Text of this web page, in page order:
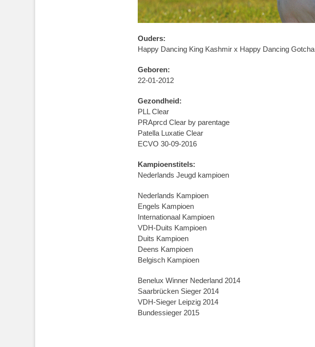
Ouders:
Happy Dancing King Kashmir x Happy Dancing Gotcha
Geboren:
22-01-2012
Gezondheid:
PLL Clear
PRAprcd Clear by parentage
Patella Luxatie Clear
ECVO 30-09-2016
Kampioenstitels:
Nederlands Jeugd kampioen
Nederlands Kampioen
Engels Kampioen
Internationaal Kampioen
VDH-Duits Kampioen
Duits Kampioen
Deens Kampioen
Belgisch Kampioen
Benelux Winner Nederland 2014
Saarbrücken Sieger 2014
VDH-Sieger Leipzig 2014
Bundessieger 2015